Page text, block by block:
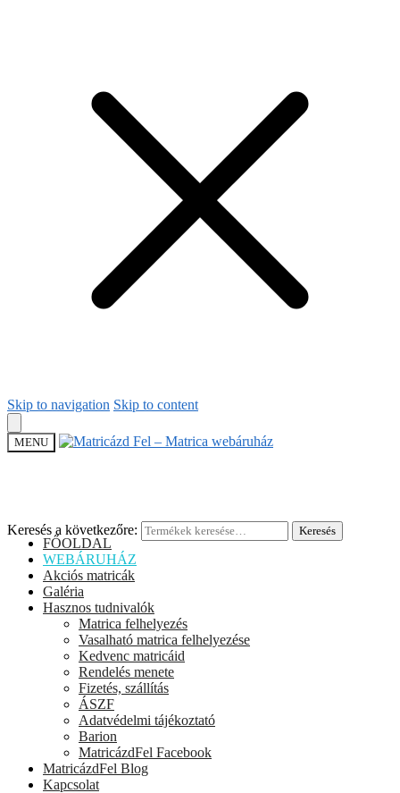
Skip to navigation Skip to content
MENU
Keresés a következőre: Keresés
FŐOLDAL
WEBÁRUHÁZ
Akciós matricák
Galéria
Hasznos tudnivalók
Matrica felhelyezés
Vasalható matrica felhelyezése
Kedvenc matricáid
Rendelés menete
Fizetés, szállítás
ÁSZF
Adatvédelmi tájékoztató
Barion
MatricázdFel Facebook
MatricázdFel Blog
Kapcsolat